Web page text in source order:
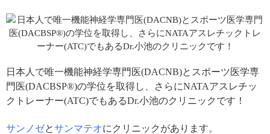
日本人で唯一機能神経学専門医(DACNB)とスポーツ医学専
門医(DACBSP®)の学位を取得し、さらにNATAアスレチッ
クトレーナー(ATC)でもあるDr.小池のクリニックです！
サンノゼとサンマテオにクリニックがあります。